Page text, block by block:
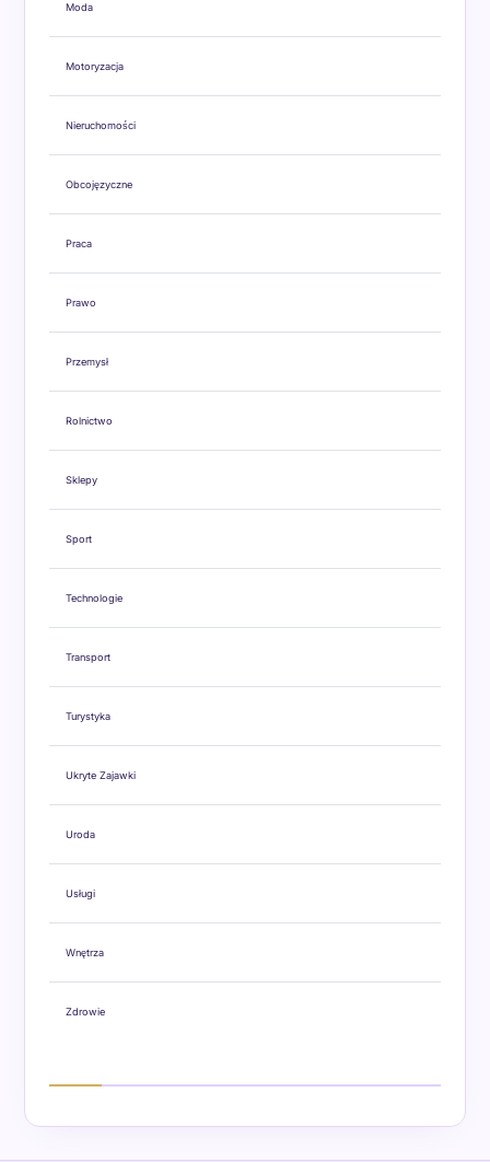
Moda
Motoryzacja
Nieruchomości
Obcojęzyczne
Praca
Prawo
Przemysł
Rolnictwo
Sklepy
Sport
Technologie
Transport
Turystyka
Ukryte Zajawki
Uroda
Usługi
Wnętrza
Zdrowie